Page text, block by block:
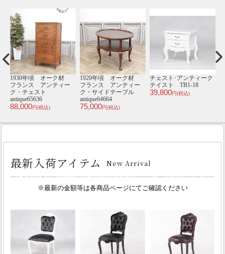
1930年頃 オーク材
フランス アンティー
ク・チェスト
antique65636
88,000円(税込)
1920年頃 オーク材
フランス アンティー
ク・サイドテーブル
antique64664
75,000円(税込)
チェスト･アンティーク
テイスト TB1-18
39,800円(税込)